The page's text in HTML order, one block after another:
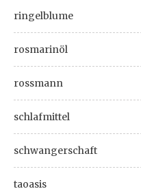
ringelblume
rosmarinöl
rossmann
schlafmittel
schwangerschaft
taoasis